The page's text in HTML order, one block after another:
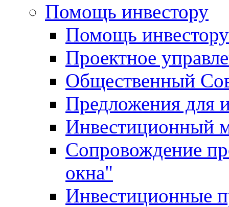
Помощь инвестору
Помощь инвестору
Проектное
Общественный
Предложения для
Инвестиционный
Сопровождение
окна"
Инвестиционные